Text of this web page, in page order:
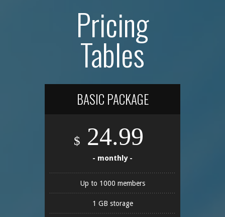
Pricing
Tables
BASIC PACKAGE
$ 24.99
- monthly -
Up to 1000 members
1 GB storage